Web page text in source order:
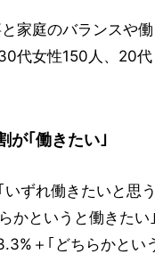
家庭のバランスや
代女性150人、20
が｢働きたい｣
ずれ働きたいと思
かというと働きた
＋｢どちらかとい